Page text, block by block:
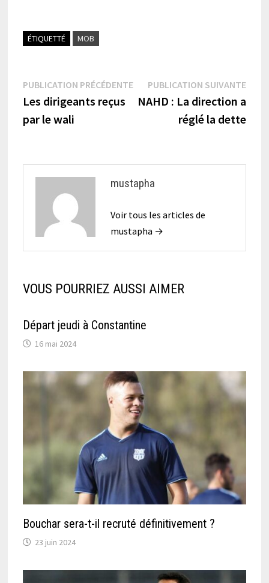
ÉTIQUETTÉ MOB
Navigation
de
l’article
PUBLICATION PRÉCÉDENTEPublication
précédente :
Les dirigeants reçus
par le wali
PUBLICATION SUIVANTE
NAHD : La direction a
réglé la dette
mustapha
Voir tous les articles de
mustapha →
VOUS POURRIEZ AUSSI AIMER
Départ jeudi à Constantine
16 mai 2024
Bouchar sera-t-il recruté définitivement ?
23 juin 2024